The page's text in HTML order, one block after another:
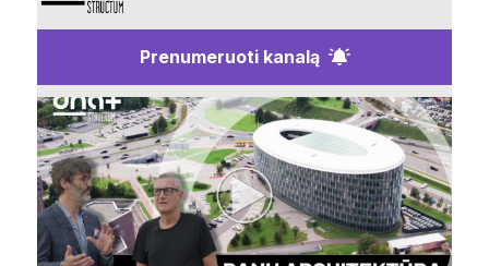
Prenumeruoti kanalą